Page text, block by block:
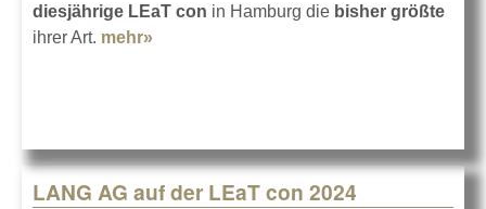
diesjährige LEaT con in Hamburg die bisher größte
ihrer Art. mehr»
LANG AG auf der LEaT con 2024